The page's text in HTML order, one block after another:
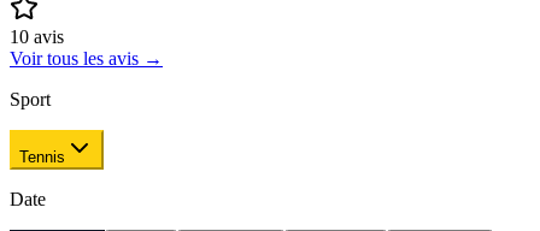
10 avis
Voir tous les avis →
Sport
Tennis
Date